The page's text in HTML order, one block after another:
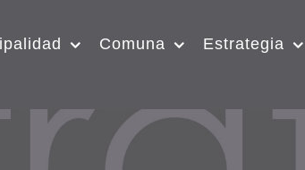
Comuna Estrategia